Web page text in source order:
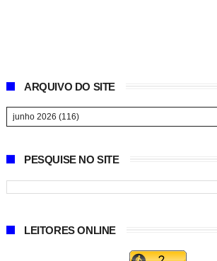
ARQUIVO DO SITE
PESQUISE NO SITE
LEITORES ONLINE